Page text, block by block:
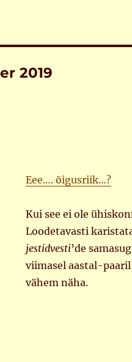
2019
Eee…. õigusriik…?
Kui see ei ole
Loodetavasti
jestidvesti’de
viimasel aastal-
vähem näha.